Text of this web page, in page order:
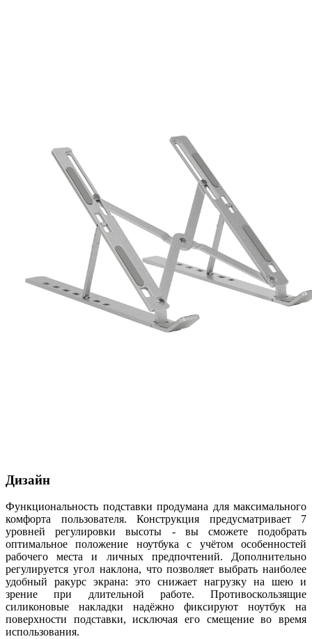
Дизайн
Функциональность подставки продумана для максимального
комфорта пользователя. Конструкция предусматривает 7
уровней регулировки высоты - вы сможете подобрать
оптимальное положение ноутбука с учётом особенностей
рабочего места и личных предпочтений. Дополнительно
регулируется угол наклона, что позволяет выбрать наиболее
удобный ракурс экрана: это снижает нагрузку на шею и
зрение при длительной работе. Противоскользящие
силиконовые накладки надёжно фиксируют ноутбук на
поверхности подставки, исключая его смещение во время
использования.